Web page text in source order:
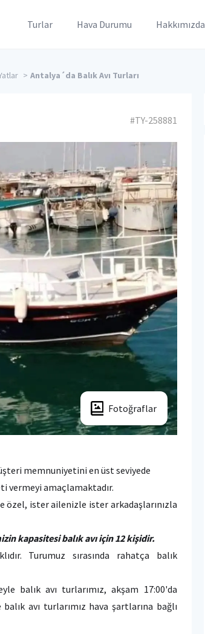
Turlar Hava Durumu Hakkımızda
> Antalya´da Balık Avı Turları
#TY-258881
Fotoğraflar
memnuniyetini en üst seviyede
vermeyi amaçlamaktadır.
özel, ister ailenizle ister arkadaşlarınızla
kapasitesi balık avı için 12 kişidir.
Turumuz sırasında rahatça balık
balık avı turlarımız, akşam 17:00'da
avı turlarımız hava şartlarına bağlı